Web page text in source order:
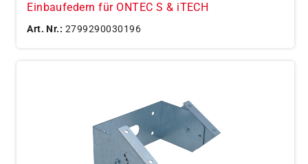
Einbaufedern für ONTEC S & iTECH
Art. Nr.: 2799290030196